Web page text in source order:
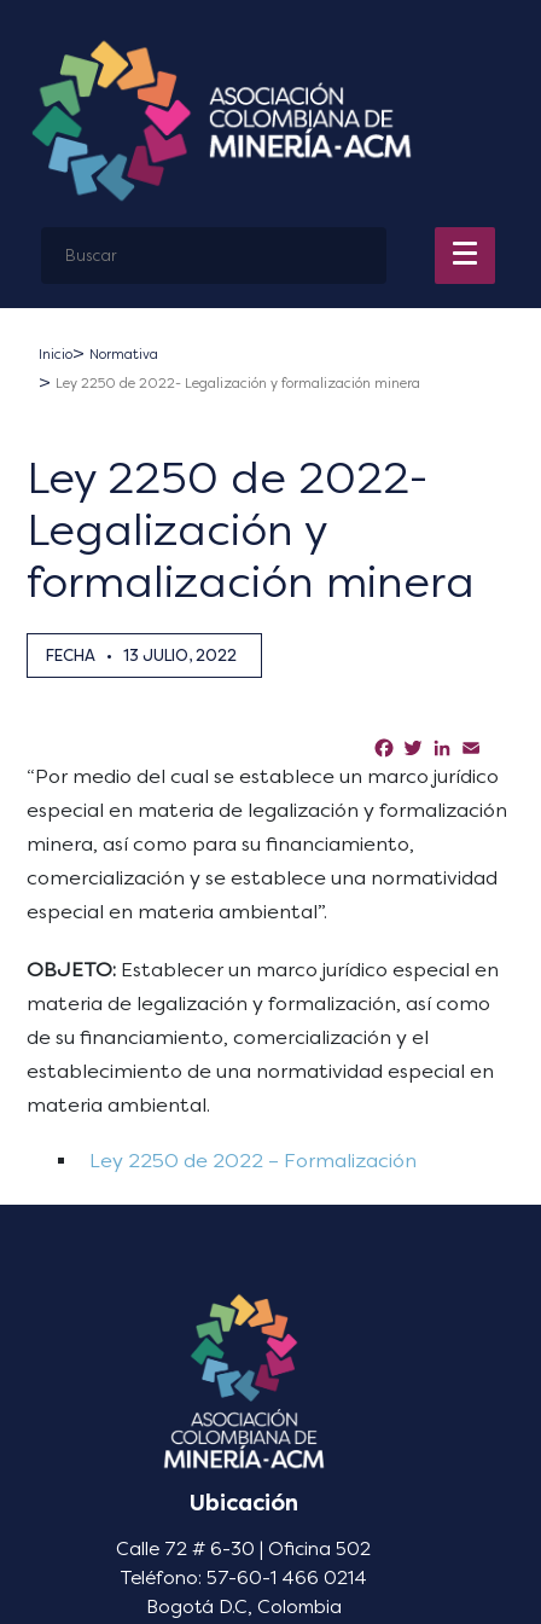
Inicio
Normativa
Ley 2250 de 2022- Legalización y formalización minera
Ley 2250 de 2022-
Legalización y
formalización minera
FECHA • 13 JULIO, 2022
Facebook
TwitterLinkedIn
“Por medio del cual se establece un marco jurídico
especial en materia de legalización y formalización
minera, así como para su financiamiento,
comercialización y se establece una normatividad
especial en materia ambiental”.
OBJETO: Establecer un marco jurídico especial en
materia de legalización y formalización, así como
de su financiamiento, comercialización y el
establecimiento de una normatividad especial en
materia ambiental.
Ley 2250 de 2022 – Formalización
Ubicación
Calle 72 # 6-30 | Oficina 502
Teléfono: 57-60-1 466 0214
Bogotá D.C, Colombia